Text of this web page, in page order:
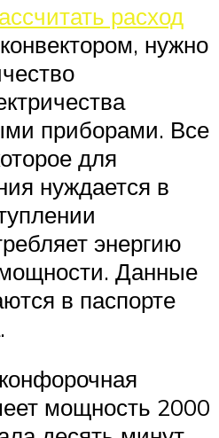
расход
нужно
приборами. Все
для
нуждается в
энергию
Данные
в паспорте
мощность 2000